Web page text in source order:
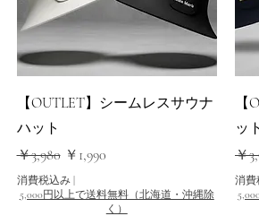
クイックビュー
【OUTLET】シームレスサウナ
ハット
通常価格
￥3,980 セール価格
￥1,990
消費税込み|
5,000円以上で送料無料（北海道・沖縄除
く）
ット
通
￥
消費